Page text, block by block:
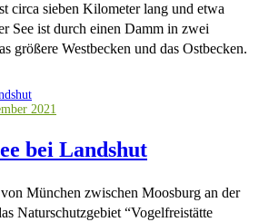
circa sieben Kilometer lang und etwa
See ist durch einen Damm in zwei
größere Westbecken und das Ostbecken.
2021
bei Landshut
München zwischen Moosburg an der
Naturschutzgebiet “Vogelfreistätte